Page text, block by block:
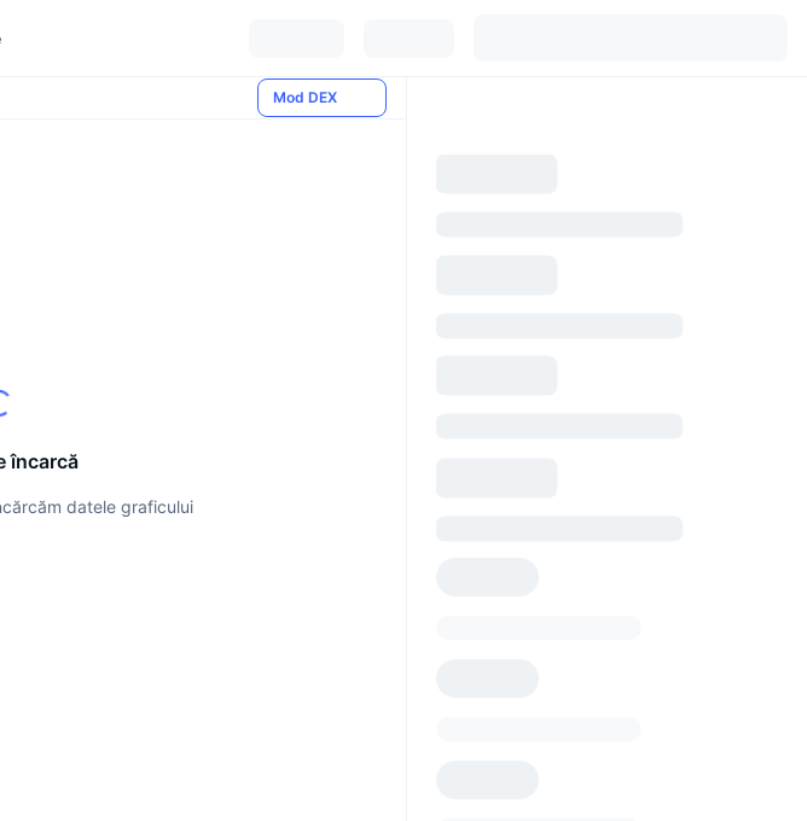
Mod DEX
încarcă
datele graficului